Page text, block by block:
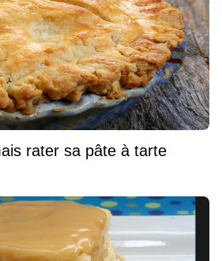
rater sa pâte à tarte